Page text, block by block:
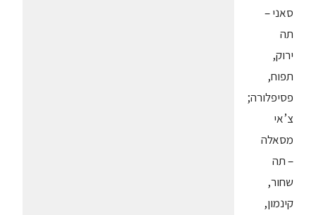
סאני –
תה
ירוק,
תפוח,
פסיפלורה;
צ’אי
מסאלה
– תה
שחור,
קינמון,